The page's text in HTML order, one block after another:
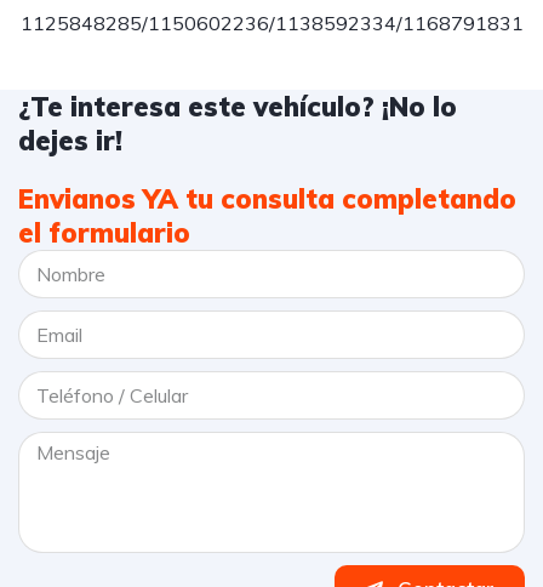
1125848285/1150602236/1138592334/1168791831
¿Te interesa este vehículo? ¡No lo
dejes ir!
Envianos YA tu consulta completando
el formulario